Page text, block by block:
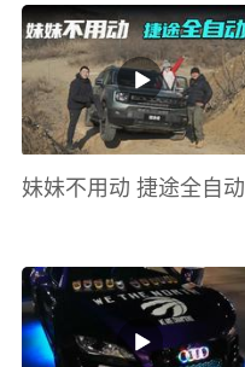
妹妹不用动 捷途全自动